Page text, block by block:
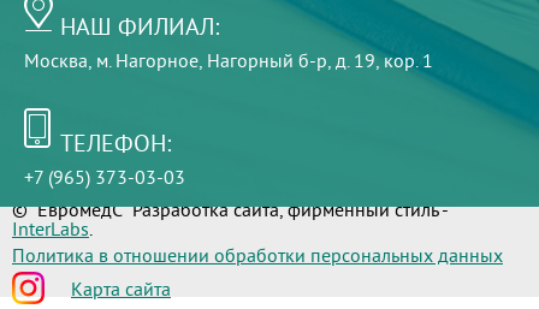
НАШ ФИЛИАЛ:
Москва, м. Нагорное, Нагорный б-р, д. 19, кор. 1
ТЕЛЕФОН:
+7 (965) 373-03-03
© "ЕвромедС" Разработка сайта, фирменный стиль -
InterLabs.
Политика в отношении обработки персональных данных
Карта сайта